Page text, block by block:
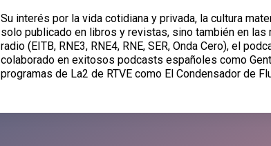
Su interés por la vida cotidiana y privada, la cultura
solo publicado en libros y revistas, sino también en
radio (EITB, RNE3, RNE4, RNE, SER, Onda Cero), el
colaborado en exitosos podcasts españoles como
programas de La2 de RTVE como El Condensador de